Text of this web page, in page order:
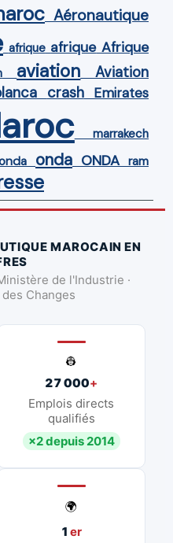
Aéronautique
afrique afrique Afrique
aviation Aviation
crash Emirates
marrakech
onda ONDA ram
MAROCAIN EN
de l'Industrie ·
des Changes
👷
27 000+
Emplois directs
qualifiés
×2 depuis 2014
🌍
1 er